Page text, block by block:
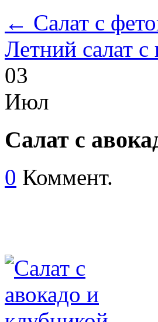
← Салат с
Летний салат
03
Июл
Салат с
0 Коммент.